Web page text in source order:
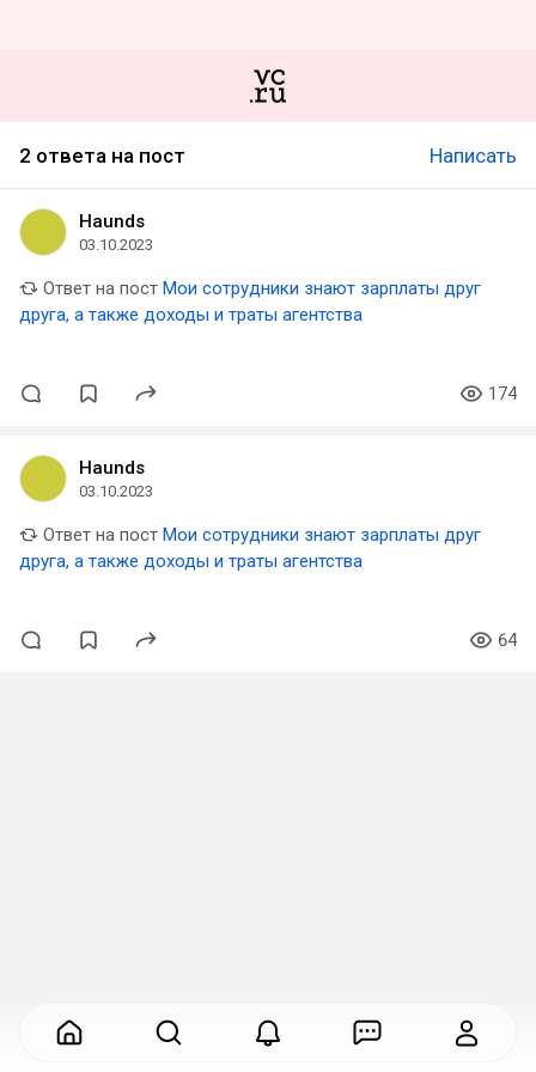
2 ответа на пост Написать
Haunds
03.10.2023
Ответ на пост Мои сотрудники знают зарплаты друг
друга, а также доходы и траты агентства
174
Haunds
03.10.2023
Ответ на пост Мои сотрудники знают зарплаты друг
друга, а также доходы и траты агентства
64